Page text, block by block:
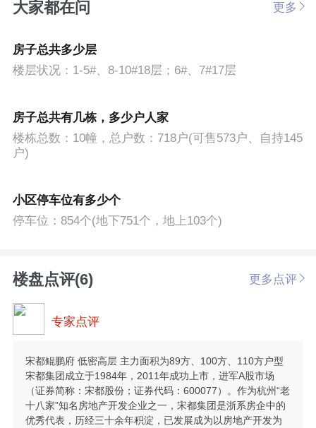
大家都在问 更多
房子总共多少层
楼层状况：1-5#、8-10#18层；6#、7#17层
房子总共有几栋，多少户人家
楼栋总数：10幢，总户数：718户(可售573户、自持145
户)
小区停车位有多少个
停车位：854个(地下751个，地上103个)
楼盘点评(6) 更多点评
专家点评
宋都鲲鹏府 低密高层 主力面积为89方、100方、110方户型
宋都集团成立于1984年，2011年成功上市，进军A股市场
（证券简称：宋都股份；证券代码：600077）。作为杭州“老
十八家”知名房地产开发企业之一，宋都集团是浙系房企中的
优秀代表，历经三十余年积淀，已发展成为以房地产开发为